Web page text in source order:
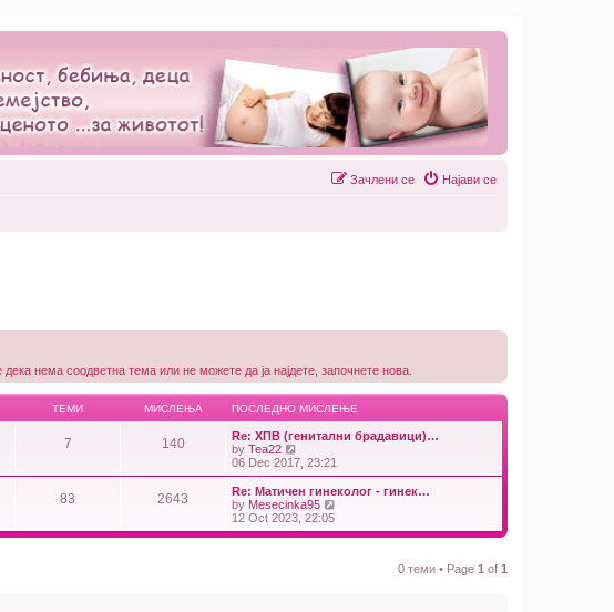
Најави се
Зачлени се
нема соодветна тема или не можете да ја најдете, започнете нова.
ТЕМИ МИСЛЕЊА ПОСЛЕДНО МИСЛЕЊЕ
7 140
Re: ХПВ (генитални брадавици)…
by Теа22
i
e
w
t
h
e
l
06 Dec 2017, 23:21
83 2643
Re: Матичен гинеколог - гинек…
by Mesecinka95
e
12 Oct 2023, 22:05
0 теми • Page 1 of 1